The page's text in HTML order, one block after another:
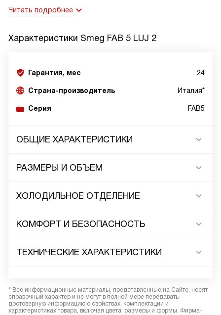
Читать подробнее
Характеристики Smeg FAB 5 LUJ 2
Гарантия, мес 24
Страна-производитель Италия*
Серия FAB5
ОБЩИЕ ХАРАКТЕРИСТИКИ
РАЗМЕРЫ И ОБЪЕМ
ХОЛОДИЛЬНОЕ ОТДЕЛЕНИЕ
КОМФОРТ И БЕЗОПАСНОСТЬ
ТЕХНИЧЕСКИЕ ХАРАКТЕРИСТИКИ
* Все информационные материалы, представленные на Сайте, носят
справочный характер и не могут в полной мере передавать
достоверную информацию о свойствах, комплектации и
характеристиках товара, включая цвета, размеры и формы. Фирма-